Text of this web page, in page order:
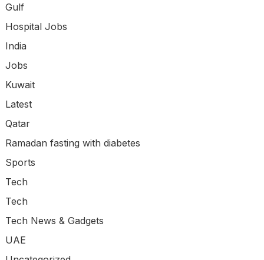
Gulf
Hospital Jobs
India
Jobs
Kuwait
Latest
Qatar
Ramadan fasting with diabetes
Sports
Tech
Tech
Tech News & Gadgets
UAE